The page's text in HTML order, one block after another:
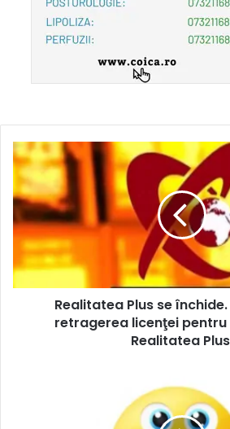
Realitatea Plus se
retragerea licenţei
Realitatea